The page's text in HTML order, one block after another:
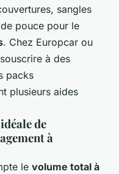
sangles
pouce pour le
. Chez Europcar ou
à des
packs
plusieurs aides
de
à
le volume total à